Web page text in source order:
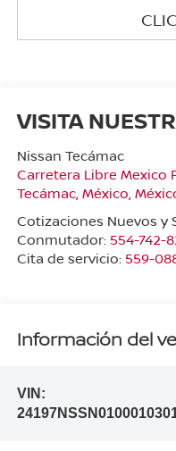
VISITA
Nissan Tecámac
Carretera Libre Mexico
Tecámac, México ,
Cotizaciones Nuevos y
Conmutador: 554-742-
Cita de servicio: 559-
Información del
VIN: